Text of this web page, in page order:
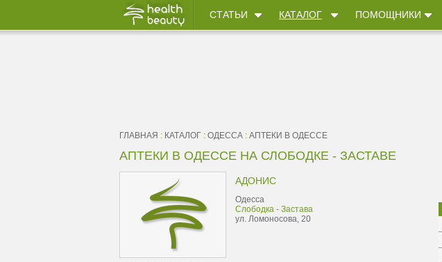
СТАТЬИ КАТАЛОГ ПОМОЩНИКИ
ГЛАВНАЯ : КАТАЛОГ : ОДЕССА : АПТЕКИ В ОДЕССЕ
АПТЕКИ В ОДЕССЕ НА СЛОБОДКЕ - ЗАСТАВЕ
АДОНИС
Одесса
Слободка - Застава
ул. Ломоносова, 20